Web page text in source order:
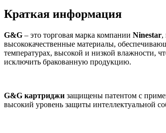
Краткая информация
G&G – это торговая марка компании Ninestar,
высококачественные материалы,
температурах, высокой и низкой влажности,
исключить бракованную продукцию.
G&G картриджи защищены патентом с
высокий уровень защиты интеллектуальной